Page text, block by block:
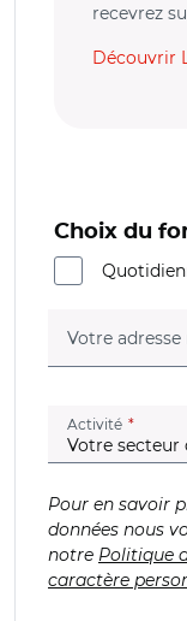
recevrez
Découvrir
Choix du
Votre adresse
Activité
Pour en savoir
données nous
notre Politique
caractère